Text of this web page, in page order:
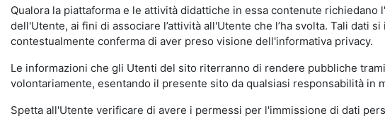
Qualora la piattaforma e le attività didattiche in essa contenute
dell'Utente, ai fini di associare l’attività all'Utente che l’ha svolta. Tali dati
contestualmente conferma di aver preso visione dell'informativa privacy.
Le informazioni che gli Utenti del sito riterranno di rendere pubbliche
volontariamente, esentando il presente sito da qualsiasi responsabilità in
Spetta all'Utente verificare di avere i permessi per l'immissione di dati